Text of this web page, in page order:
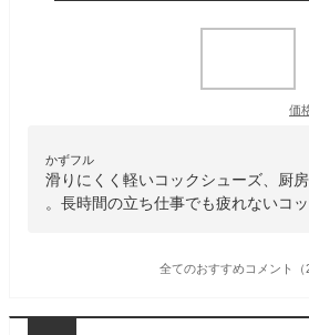
価
かずフル
滑りにくく軽いコックシューズ、厨
。長時間の立ち仕事でも疲れないコ
全てのおすすめコメント（2